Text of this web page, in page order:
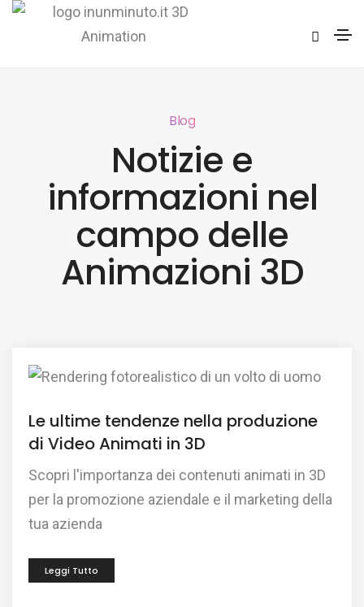
Blog
Notizie e
informazioni nel
campo delle
Animazioni 3D
Le ultime tendenze nella produzione
di Video Animati in 3D
Scopri l'importanza dei contenuti animati in 3D
per la promozione aziendale e il marketing della
tua azienda
Leggi Tutto